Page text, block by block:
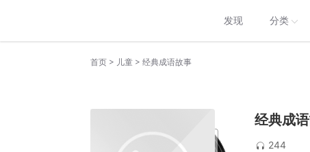
发现 分类
首页 > 儿童 > 经典成语故事
经典成
244